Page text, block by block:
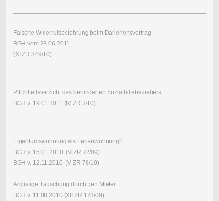
Falsche Widerrufsbelehrung beim Darlehensvertrag
BGH vom 28.06.2011
(XI ZR 349/10)
Pflichtteilsverzicht des behinderten Sozialhilfebeziehers
BGH v. 19.01.2011 (IV ZR 7/10)
Eigentumswohnung als Ferienwohnung?
BGH v. 15.01.2010 (V ZR 72/09)
BGH v. 12.11.2010 (V ZR 78/10)
-------------------------------------------------------
Arglistige Täuschung durch den Mieter
BGH v. 11.08.2010 (XII ZR 123/09)